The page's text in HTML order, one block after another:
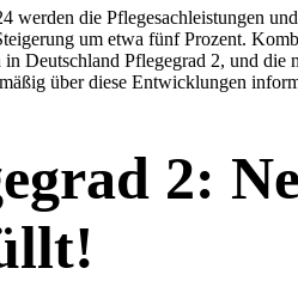
2: